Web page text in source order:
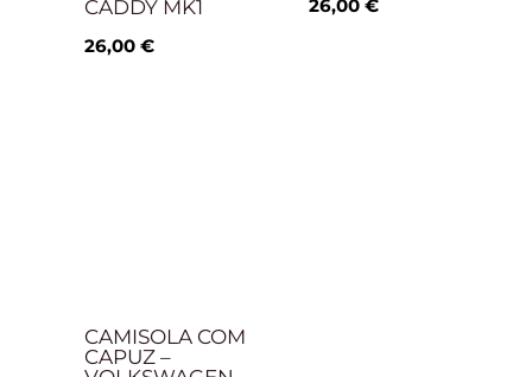
CADDY MK1
26,00 €
26,00 €
CAMISOLA COM
CAPUZ –